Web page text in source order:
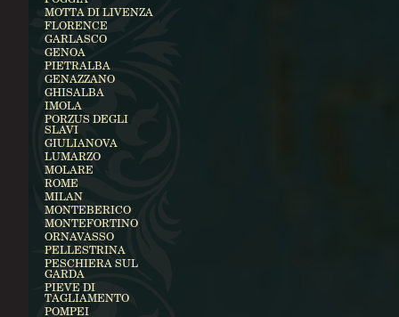
MOTTA DI LIVENZA
FLORENCE
GARLASCO
GENOA
PIETRALBA
GENAZZANO
GHISALBA
IMOLA
PORZUS DEGLI
SLAVI
GIULIANOVA
LUMARZO
MOLARE
ROME
MILAN
MONTEBERICO
MONTEFORTINO
ORNAVASSO
PELLESTRINA
PESCHIERA SUL
GARDA
PIEVE DI
TAGLIAMENTO
POMPEI